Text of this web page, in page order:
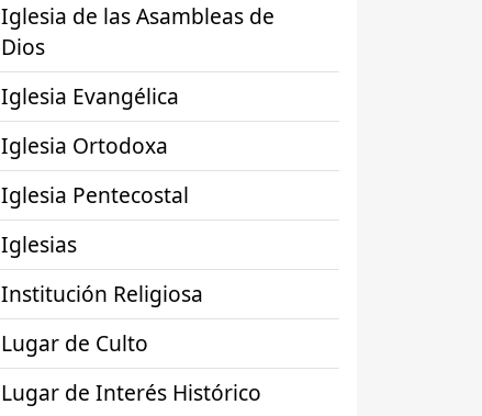
Iglesia de las Asambleas de
Dios
Iglesia Evangélica
Iglesia Ortodoxa
Iglesia Pentecostal
Iglesias
Institución Religiosa
Lugar de Culto
Lugar de Interés Histórico